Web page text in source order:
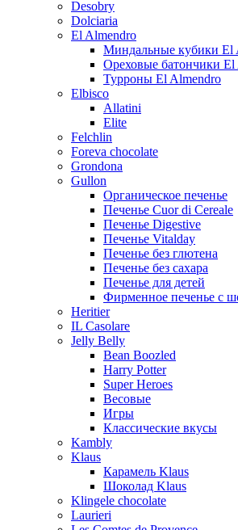
Desobry
Dolciaria
El Almendro
Миндальные кубики El
Ореховые батончики El
Турроны El Almendro
Elbisco
Allatini
Elite
Felchlin
Foreva chocolate
Grondona
Gullon
Органическое печенье
Печенье Cuor di Cereale
Печенье Digestive
Печенье Vitalday
Печенье без глютена
Печенье без сахара
Печенье для детей
Фирменное печенье с
Heritier
IL Casolare
Jelly Belly
Bean Boozled
Harry Potter
Super Heroes
Весовые
Игры
Классические вкусы
Kambly
Klaus
Карамель Klaus
Шоколад Klaus
Klingele chocolate
Laurieri